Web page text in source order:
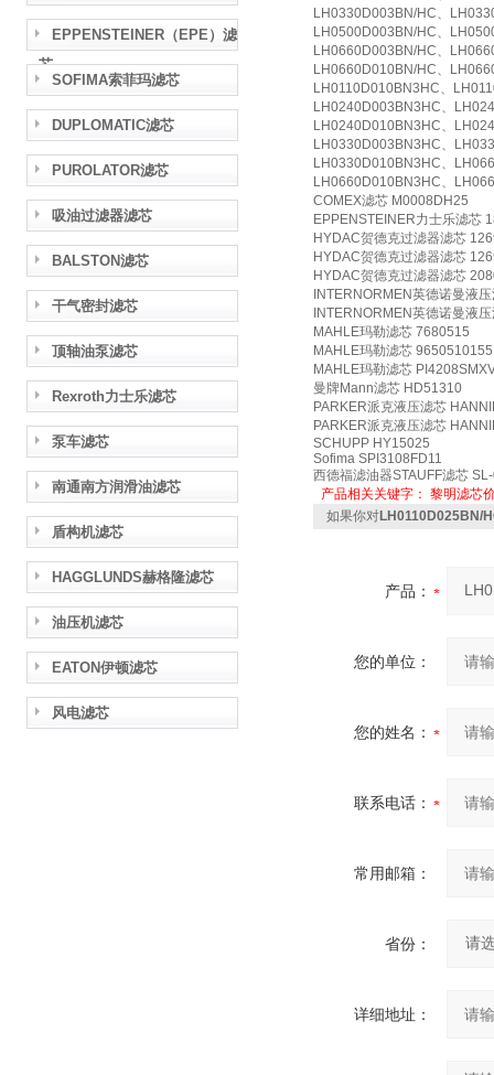
EPPENSTEINER（EPE）滤
芯
SOFIMA索菲玛滤芯
DUPLOMATIC滤芯
PUROLATOR滤芯
吸油过滤器滤芯
BALSTON滤芯
干气密封滤芯
顶轴油泵滤芯
Rexroth力士乐滤芯
泵车滤芯
南通南方润滑油滤芯
盾构机滤芯
HAGGLUNDS赫格隆滤芯
油压机滤芯
EATON伊顿滤芯
风电滤芯
LH0330D003BN/HC、
LH0500D003BN/HC、
LH0660D003BN/HC、
LH0660D010BN/HC、
LH0110D010BN3HC、
LH0240D003BN3HC、
LH0240D010BN3HC、
LH0330D003BN3HC、
LH0330D010BN3HC、
LH0660D010BN3HC、
COMEX滤芯 M0008DH25
EPPENSTEINER力士乐滤芯
HYDAC贺德克过滤器滤芯
HYDAC贺德克过滤器滤芯
HYDAC贺德克过滤器滤芯
INTERNORMEN英德诺曼液
INTERNORMEN英德诺曼液
MAHLE玛勒滤芯 7680515
MAHLE玛勒滤芯 9650510155
MAHLE玛勒滤芯
曼牌Mann滤芯 HD51310
PARKER派克液压滤芯
PARKER派克液压滤芯
SCHUPP HY15025
Sofima SPI3108FD11
西德福滤油器STAUFF滤芯
产品相关关键字： 黎明滤芯
如果你对LH0110D025BN/
产品：
您的单位：
您的姓名：
联系电话：
常用邮箱：
省份：
详细地址：